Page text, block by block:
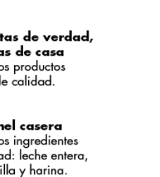
destacar el buenísimo trato
antelación para asegurarse